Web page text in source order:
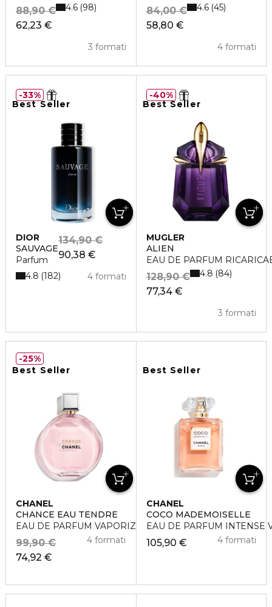
62,23 €
88,90 €
3 formati
4.6 98
58,80 €
84,00 €
4 formati
4.6 45
Best Seller
DIOR
SAUVAGE
Parfum
90,38 €
134,90 €
4 formati
4.8 182
33%
Best Seller
MUGLER
ALIEN
EAU DE PARFUM
77,34 €
128,90 €
3 formati
4.8 84
40%
Best Seller
CHANEL
CHANCE EAU TENDRE
EAU DE PARFUM VAPORIZZATORE
74,92 €
99,90 € 4 formati
25%
Best Seller
CHANEL
COCO MADEMOISELLE
EAU DE PARFUM INTENSE
105,90 € 4 formati